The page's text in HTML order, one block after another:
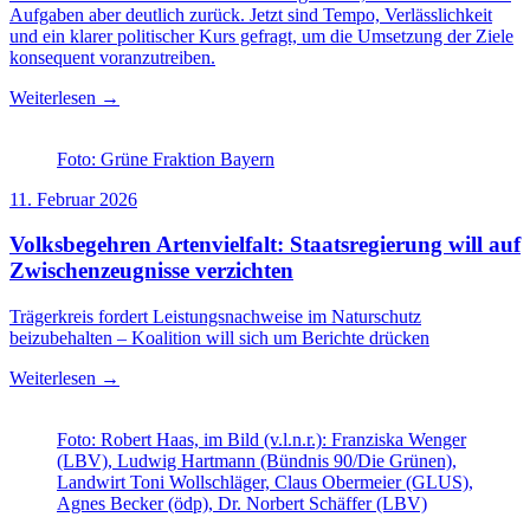
Aufgaben aber deutlich zurück. Jetzt sind Tempo, Verlässlichkeit
und ein klarer politischer Kurs gefragt, um die Umsetzung der Ziele
konsequent voranzutreiben.
Weiterlesen →
Foto: Grüne Fraktion Bayern
11. Februar 2026
Volksbegehren Artenvielfalt: Staatsregierung will auf
Zwischenzeugnisse verzichten
Trägerkreis fordert Leistungsnachweise im Naturschutz
beizubehalten – Koalition will sich um Berichte drücken
Weiterlesen →
Foto: Robert Haas, im Bild (v.l.n.r.): Franziska Wenger
(LBV), Ludwig Hartmann (Bündnis 90/Die Grünen),
Landwirt Toni Wollschläger, Claus Obermeier (GLUS),
Agnes Becker (ödp), Dr. Norbert Schäffer (LBV)